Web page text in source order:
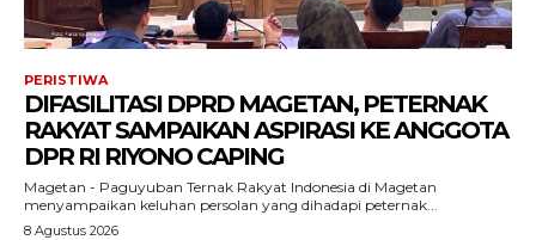
PERISTIWA
DIFASILITASI DPRD MAGETAN, PETERNAK
RAKYAT SAMPAIKAN ASPIRASI KE ANGGOTA
DPR RI RIYONO CAPING
Magetan - Paguyuban Ternak Rakyat Indonesia di Magetan
menyampaikan keluhan persolan yang dihadapi peternak...
8 Agustus 2026